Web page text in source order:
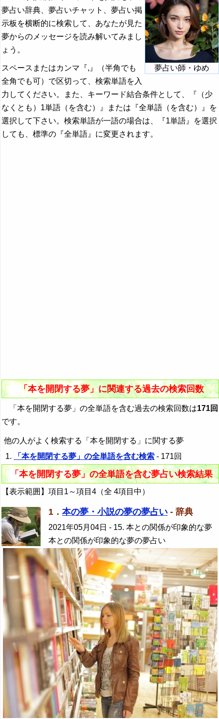
夢占い師・ゆめ
夢占い辞典、夢占いチャット、夢占い掲
示板を横断的に検索して、あなたが見た
夢からのメッセージを読み解いてみまし
ょう。
スペースまたはカンマ『,』（半角でも
全角でも可）で区切って、検索単語を入
力してください。また、キーワード結合条件として、『（少
なくとも）1単語（を含む）』または『全単語（を含む）』を
選択して下さい。検索単語が一語の場合は、『1単語』を選択
しても、標準の『全単語』に変更されます。
「本を開閉する夢」に関連する過去の検索回数
「本を開閉する夢」の全単語を含む過去の検索回数は171回
です。
他の人がよく検索する「本を開閉する」に関する夢
「本を開閉する夢」の全単語を含む検索 - 171回
「本を開閉する夢」の全単語を含む夢占い検索結果
【表示範囲】項目1～項目4（全 4項目中）
1． 本の夢・小説の夢の夢占い - 辞典
2021年05月04日 - 15. 本との関係が印象的な夢
本との関係が印象的な夢の夢占い